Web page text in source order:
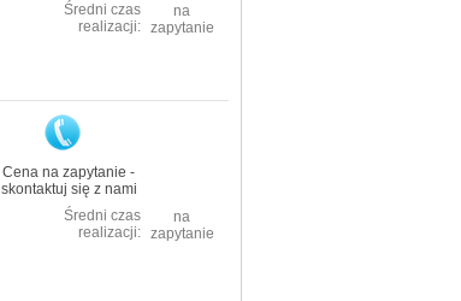
na
zapytanie
Średni czas
realizacji:
Cena na zapytanie -
skontaktuj się z nami
na
zapytanie
Średni czas
realizacji: